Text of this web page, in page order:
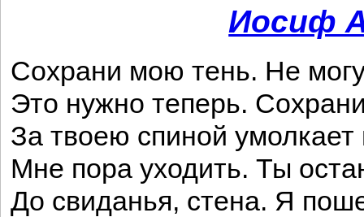
Иосиф
Сохрани мою тень. Не
Это нужно теперь.
За твоею спиной умолкает
Мне пора уходить. Ты
До свиданья, стена. Я